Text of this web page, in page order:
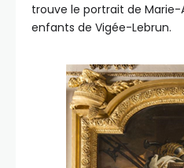
trouve le portrait de
enfants de Vigée-Lebrun.